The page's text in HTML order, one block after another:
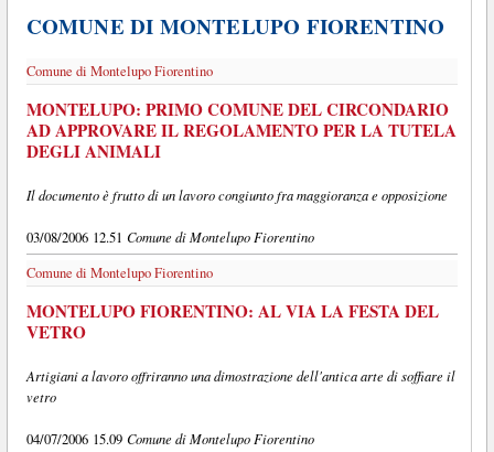
COMUNE DI MONTELUPO FIORENTINO
Comune di Montelupo Fiorentino
MONTELUPO: PRIMO COMUNE DEL CIRCONDARIO
AD APPROVARE IL REGOLAMENTO PER LA TUTELA
DEGLI ANIMALI
Il documento è frutto di un lavoro congiunto fra maggioranza e opposizione
03/08/2006 12.51 Comune di Montelupo Fiorentino
Comune di Montelupo Fiorentino
MONTELUPO FIORENTINO: AL VIA LA FESTA DEL
VETRO
Artigiani a lavoro offriranno una dimostrazione dell'antica arte di soffiare il
vetro
04/07/2006 15.09 Comune di Montelupo Fiorentino